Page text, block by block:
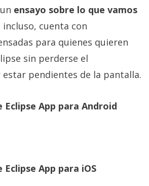
ensayo sobre lo que vamos
incluso, cuenta con
para quienes quieren
sin perderse el
pendientes de la pantalla.
Eclipse App para Android
Eclipse App para iOS